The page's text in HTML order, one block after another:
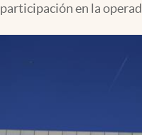
participación en la